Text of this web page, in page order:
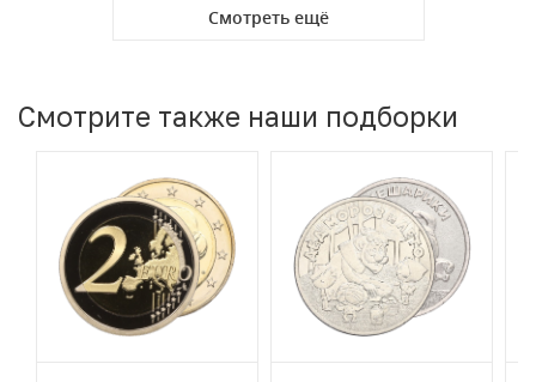
Смотреть ещё
Смотрите также наши подборки